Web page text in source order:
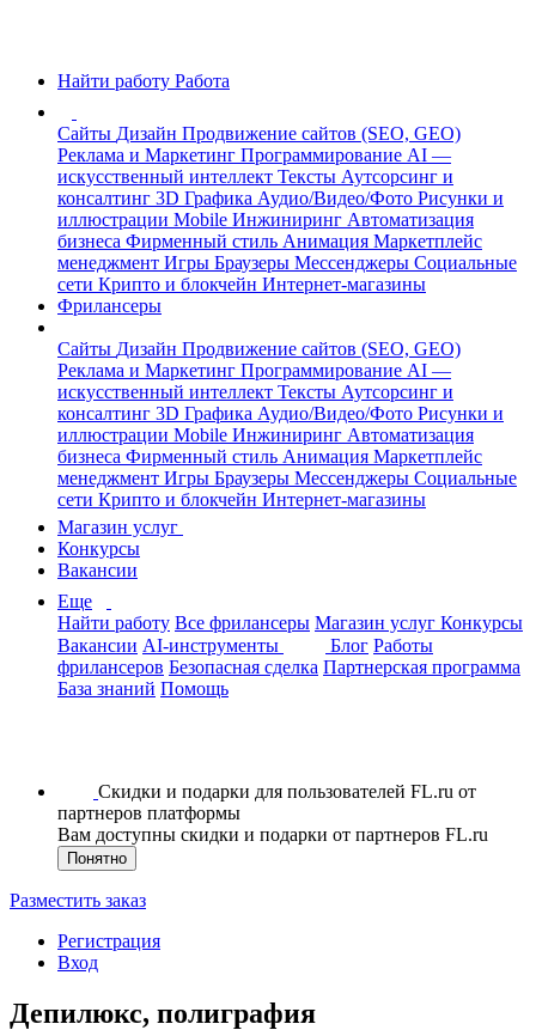
Найти работу Работа
Сайты Дизайн Продвижение сайтов (SEO, GEO)
Реклама и Маркетинг Программирование AI —
искусственный интеллект Тексты Аутсорсинг и
консалтинг 3D Графика Аудио/Видео/Фото Рисунки и
иллюстрации Mobile Инжиниринг Автоматизация
бизнеса Фирменный стиль Анимация Маркетплейс
менеджмент Игры Браузеры Мессенджеры Социальные
сети Крипто и блокчейн Интернет-магазины
Фрилансеры
Сайты Дизайн Продвижение сайтов (SEO, GEO)
Реклама и Маркетинг Программирование AI —
искусственный интеллект Тексты Аутсорсинг и
консалтинг 3D Графика Аудио/Видео/Фото Рисунки и
иллюстрации Mobile Инжиниринг Автоматизация
бизнеса Фирменный стиль Анимация Маркетплейс
менеджмент Игры Браузеры Мессенджеры Социальные
сети Крипто и блокчейн Интернет-магазины
Магазин услуг
Конкурсы
Вакансии
Еще
Найти работу Все фрилансеры Магазин услуг Конкурсы
Вакансии AI-инструменты Блог Работы
фрилансеров Безопасная сделка Партнерская программа
База знаний Помощь
Скидки и подарки для пользователей FL.ru от
партнеров платформы
Вам доступны скидки и подарки от партнеров FL.ru
Понятно
Разместить заказ
Регистрация
Вход
Депилюкс, полиграфия